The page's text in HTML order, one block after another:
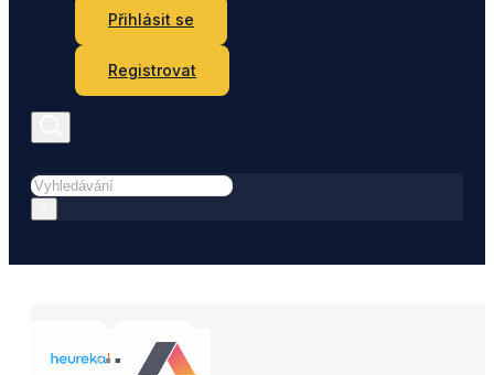
Přihlásit se
Registrovat
Hledat